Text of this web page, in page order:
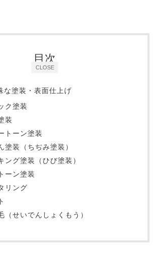
CLOSE
目次
な塗装・表面仕上げ
ク塗装
装
トーン塗装
塗装（ちぢみ塗装）
ング塗装（ひび塗装）
ーン塗装
リング
（せいでんしょくもう）